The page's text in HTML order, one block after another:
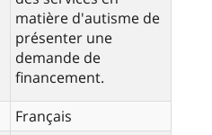
matière d'autisme de
présenter une
demande de
financement.
Français